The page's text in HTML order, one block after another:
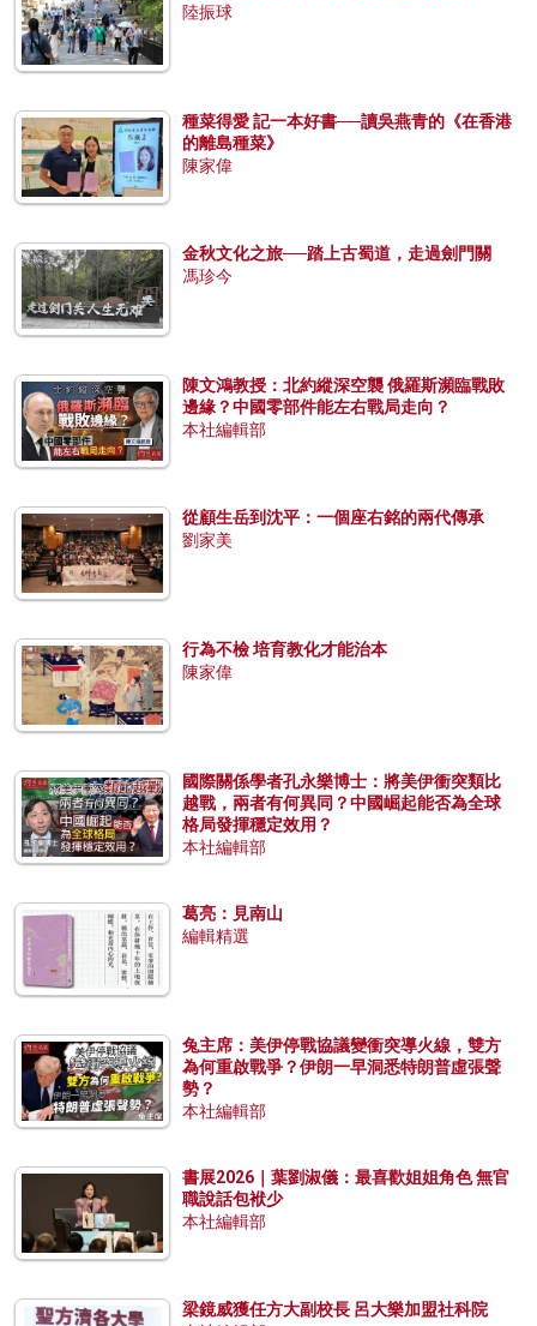
陸振球
種菜得愛 記一本好書──讀吳燕青的《在香港
的離島種菜》
陳家偉
金秋文化之旅──踏上古蜀道，走過劍門關
馮珍今
陳文鴻教授：北約縱深空襲 俄羅斯瀕臨戰敗
邊緣？中國零部件能左右戰局走向？
本社編輯部
從顧生岳到沈平：一個座右銘的兩代傳承
劉家美
行為不檢 培育教化才能治本
陳家偉
國際關係學者孔永樂博士：將美伊衝突類比
越戰，兩者有何異同？中國崛起能否為全球
格局發揮穩定效用？
本社編輯部
葛亮：見南山
編輯精選
兔主席：美伊停戰協議變衝突導火線，雙方
為何重啟戰爭？伊朗一早洞悉特朗普虛張聲
勢？
本社編輯部
書展2026｜葉劉淑儀：最喜歡姐姐角色 無官
職說話包袱少
本社編輯部
梁鏡威獲任方大副校長 呂大樂加盟社科院